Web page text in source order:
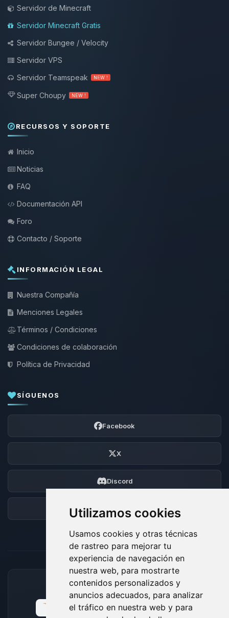
Utilizamos cookies
Usamos cookies y otras técnicas
de rastreo para mejorar tu
experiencia de navegación en
nuestra web, para mostrarte
contenidos personalizados y
anuncios adecuados, para analizar
el tráfico en nuestra web y para
Servidor de Minecraft
Servidor Minecraft Gratis
Servidor Bungee / Velocity
Servidor VPS
Servidor Teamspeak
NEW !
Super Choupy NEW !
RECURSOS Y SOPORTE
Inicio
Noticias
FAQ
Documentación API
Foro
Contacto / Soporte
INFORMACIÓN LEGAL
Nuestra Compañía
Menciones Legales
Términos / Condiciones
Condiciones de colaboración
Política de Privacidad
SÍGUENOS
Facebook
X
Discord
Foro
MÉTODOS DE PAGO ACEPTADOS